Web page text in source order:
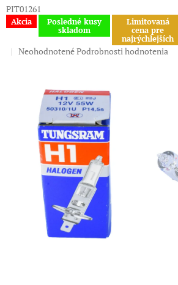
PIT01261
Akcia Posledné kusy
skladom
Limitovaná
cena pre
najrýchlejších
Priemerné
hviezdičiek.
NeohodnotenéPodrobnosti hodnotenia